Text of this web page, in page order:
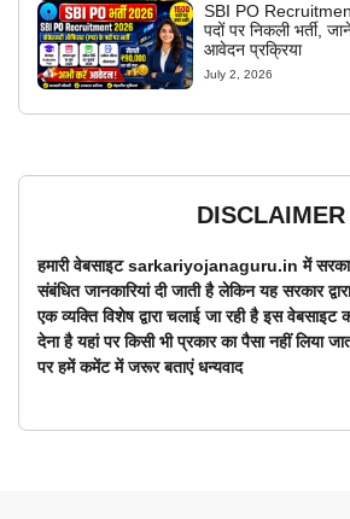
SBI PO
पदों पर निकली भर्ती,
आवेदन प्रक्रिया
July 2, 2026
DISCLAIMER
हमारी वेबसाइट sarkariyojanaguru.in में
संबंधित जानकारियां दी जाती है लेकिन यह सरकार
एक व्यक्ति विशेष द्वारा चलाई जा रही है इस वेबसाइट
देना है यहां पर किसी भी प्रकार का पैसा नहीं लिया
पर हमें कमेंट में जरूर बताएं धन्यवाद